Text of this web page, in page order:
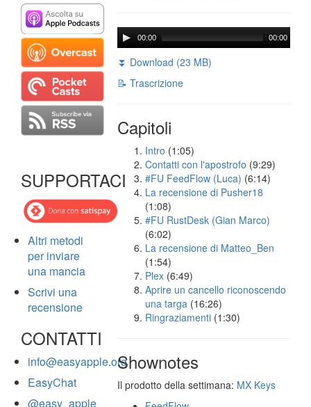
SUPPORTACI
Altri metodi
per inviare
una mancia
Scrivi una
recensione
CONTATTI
info@easyapple.org
EasyChat
@easy_apple
00:00 00:00
⏬ Download (23 MB)
📝 Trascrizione
Capitoli
Intro (1:05)
Contatti con l'apostrofo (9:29)
#FU FeedFlow (Luca) (6:14)
La recensione di Pusher18
(1:08)
#FU RustDesk (Gian Marco)
(6:02)
La recensione di Matteo_Ben
(1:54)
Plex (6:49)
Aprire un cancello riconoscendo
una targa (16:26)
Ringraziamenti (1:30)
Shownotes
Il prodotto della settimana: MX Keys